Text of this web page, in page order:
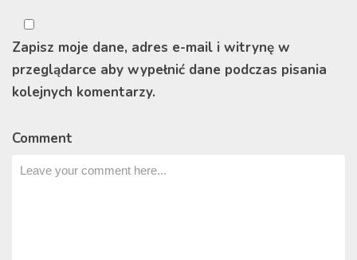
Zapisz moje dane, adres e-mail i witrynę w
przeglądarce aby wypełnić dane podczas pisania
kolejnych komentarzy.
Comment